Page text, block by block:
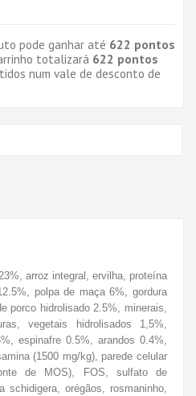
pode ganhar até 622 pontos
totalizará 622 pontos
num vale de desconto de
arroz integral, ervilha, proteína
polpa de maça 6%, gordura
porco hidrolisado 2.5%, minerais,
vegetais hidrolisados 1,5%,
espinafre 0.5%, arandos 0.4%,
(1500 mg/kg), parede celular
de MOS), FOS, sulfato de
schidigera, orégãos, rosmaninho,